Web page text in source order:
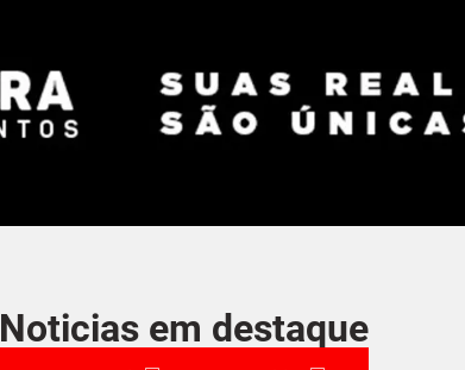
Noticias em destaque